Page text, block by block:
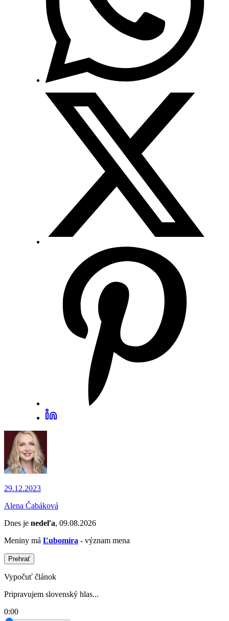
29.12.2023
Alena Čabáková
Dnes je nedeľa, 09.08.2026
Meniny má Ľubomíra - význam mena
Prehrať
Vypočuť článok
Pripravujem slovenský hlas...
0:00